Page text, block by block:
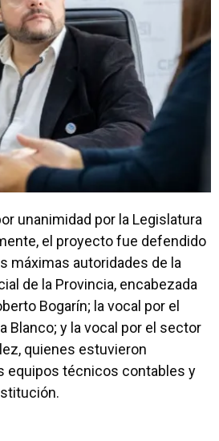
unanimidad por la Legislatura
el proyecto fue defendido
máximas autoridades de la
de la Provincia, encabezada
Bogarín; la vocal por el
Blanco; y la vocal por el sector
quienes estuvieron
equipos técnicos contables y